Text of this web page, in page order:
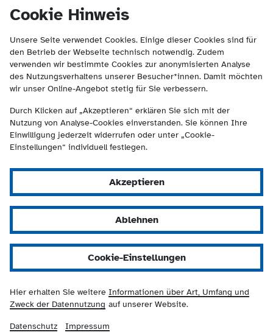
Cookie Hinweis
Unsere Seite verwendet Cookies. Einige dieser Cookies sind für
den Betrieb der Webseite technisch notwendig. Zudem
verwenden wir bestimmte Cookies zur anonymisierten Analyse
des Nutzungsverhaltens unserer Besucher*innen. Damit möchten
wir unser Online-Angebot stetig für Sie verbessern.
Durch Klicken auf „Akzeptieren“ erklären Sie sich mit der
Nutzung von Analyse-Cookies einverstanden. Sie können Ihre
Einwilligung jederzeit widerrufen oder unter „Cookie-
Einstellungen“ individuell festlegen.
Akzeptieren
Ablehnen
Cookie-Einstellungen
Hier erhalten Sie weitere Informationen über Art, Umfang und
Zweck der Datennutzung auf unserer Website.
Datenschutz Impressum
springen
(Kontakt und Suche) springen.